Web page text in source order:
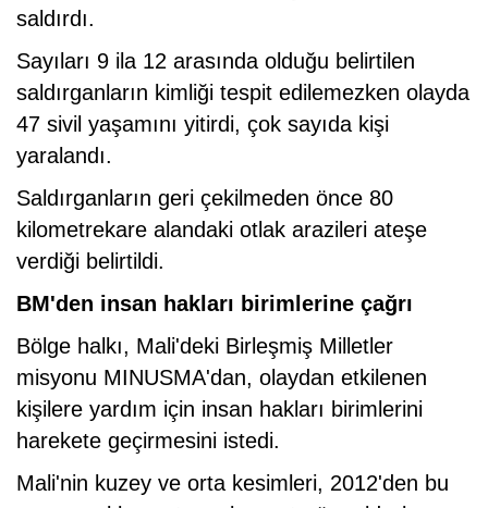
saldırdı.
Sayıları 9 ila 12 arasında olduğu belirtilen
saldırganların kimliği tespit edilemezken olayda
47 sivil yaşamını yitirdi, çok sayıda kişi
yaralandı.
Saldırganların geri çekilmeden önce 80
kilometrekare alandaki otlak arazileri ateşe
verdiği belirtildi.
BM'den insan hakları birimlerine çağrı
Bölge halkı, Mali'deki Birleşmiş Milletler
misyonu MINUSMA'dan, olaydan etkilenen
kişilere yardım için insan hakları birimlerini
harekete geçirmesini istedi.
Mali'nin kuzey ve orta kesimleri, 2012'den bu